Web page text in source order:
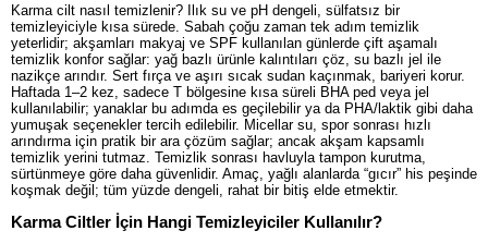
Karma cilt nasıl temizlenir? Ilık su ve pH dengeli, sülfatsız bir
temizleyiciyle kısa sürede. Sabah çoğu zaman tek adım temizlik
yeterlidir; akşamları makyaj ve SPF kullanılan günlerde çift aşamalı
temizlik konfor sağlar: yağ bazlı ürünle kalıntıları çöz, su bazlı jel ile
nazikçe arındır. Sert fırça ve aşırı sıcak sudan kaçınmak, bariyeri korur.
Haftada 1–2 kez, sadece T bölgesine kısa süreli BHA ped veya jel
kullanılabilir; yanaklar bu adımda es geçilebilir ya da PHA/laktik gibi daha
yumuşak seçenekler tercih edilebilir. Micellar su, spor sonrası hızlı
arındırma için pratik bir ara çözüm sağlar; ancak akşam kapsamlı
temizlik yerini tutmaz. Temizlik sonrası havluyla tampon kurutma,
sürtünmeye göre daha güvenlidir. Amaç, yağlı alanlarda “gıcır” his peşinde
koşmak değil; tüm yüzde dengeli, rahat bir bitiş elde etmektir.
Karma Ciltler İçin Hangi Temizleyiciler Kullanılır?